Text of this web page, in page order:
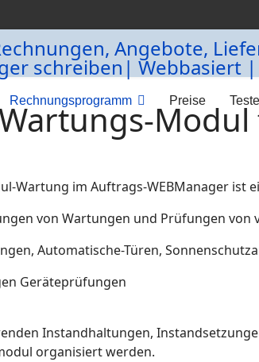
Rechnungsprogramm Preise
Wartung im Auftrags-WEBManager
von Wartungen und Prüfungen von
Automatische-Türen,
Geräteprüfungen
Instandhaltungen,
organisiert werden.